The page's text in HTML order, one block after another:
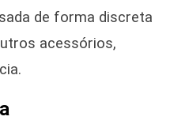
de forma discreta
acessórios,